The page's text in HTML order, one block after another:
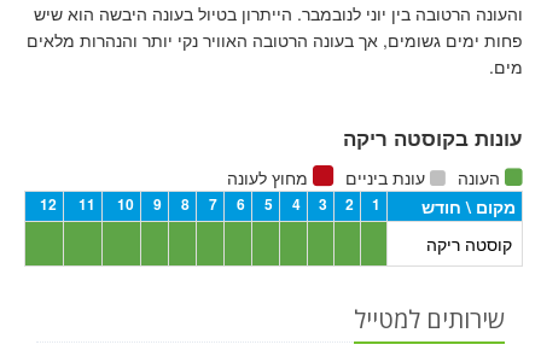
והעונה הרטובה בין יוני לנובמבר. הייתרון בטיול בעונה היבשה הוא שיש
פחות ימים גשומים, אך בעונה הרטובה האוויר נקי יותר והנהרות מלאים
מים.
עונות בקוסטה ריקה
העונה עונת ביניים
מחוץ לעונה
מקום \ חודש
1
2
3
4
5
6
7
8
9
10
11
12
קוסטה ריקה
שירותים למטייל